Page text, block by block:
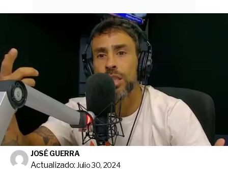
JOSÉ GUERRA
Actualizado: Julio 30, 2024